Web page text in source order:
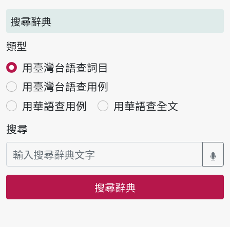
搜尋辭典
類型
用臺灣台語查詞目
用臺灣台語查用例
用華語查用例
用華語查全文
搜尋
搜尋辭典